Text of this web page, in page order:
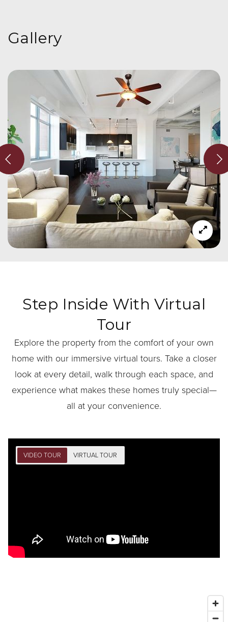
Gallery
Step Inside With Virtual
Tour
Explore the property from the comfort of your own
home with our immersive virtual tours. Take a closer
look at every detail, walk through each space, and
experience what makes these homes truly special—
all at your convenience.
VIDEO TOUR VIRTUAL TOUR